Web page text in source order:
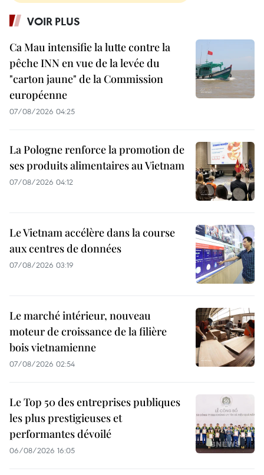
VOIR PLUS
Ca Mau intensifie la lutte contre la
pêche INN en vue de la levée du
"carton jaune" de la Commission
européenne
07/08/2026 04:25
La Pologne renforce la promotion de
ses produits alimentaires au Vietnam
07/08/2026 04:12
Le Vietnam accélère dans la course
aux centres de données
07/08/2026 03:19
Le marché intérieur, nouveau
moteur de croissance de la filière
bois vietnamienne
07/08/2026 02:54
Le Top 50 des entreprises publiques
les plus prestigieuses et
performantes dévoilé
06/08/2026 16:05